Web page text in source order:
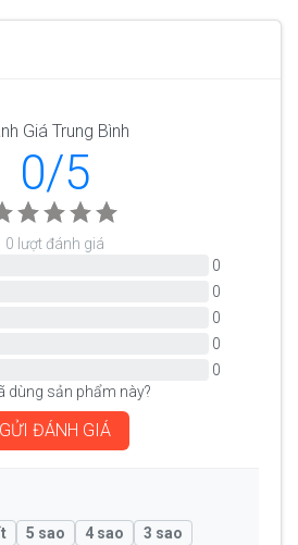
Giá Trung Bình
0/5
0 lượt đánh giá
0
0
0
0
0
dùng sản phẩm này?
GỬI ĐÁNH GIÁ
5 sao 4 sao 3 sao